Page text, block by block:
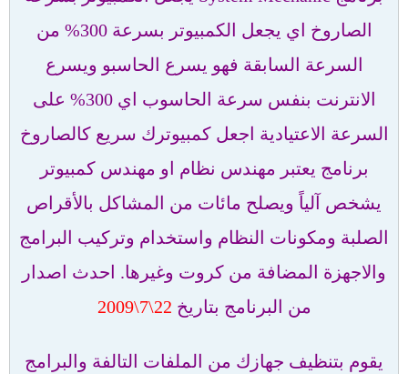
الصاروخ اي يجعل الكمبيوتر بسرعة 300% من
السرعة السابقة فهو يسرع الحاسبو ويسرع
الانترنت بنفس سرعة الحاسوب اي 300% على
السرعة الاعتيادية اجعل كمبيوترك سريع كالصاروخ
برنامج يعتبر مهندس نظام او مهندس كمبيوتر
يشخص آلياً ويصلح مائات من المشاكل بالأقراص
الصلبة ومكونات النظام واستخدام وتركيب البرامج
والاجهزة المضافة من كروت وغيرها. احدث اصدار
من البرنامج بتاريخ 22\7\2009
يقوم بتنظيف جهازك من الملفات التالفة والبرامج